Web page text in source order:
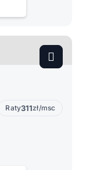
Raty311zł/msc